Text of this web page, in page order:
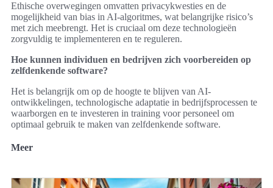
Ethische overwegingen omvatten privacykwesties en de
mogelijkheid van bias in AI-algoritmes, wat belangrijke risico’s
met zich meebrengt. Het is cruciaal om deze technologieën
zorgvuldig te implementeren en te reguleren.
Hoe kunnen individuen en bedrijven zich voorbereiden op
zelfdenkende software?
Het is belangrijk om op de hoogte te blijven van AI-
ontwikkelingen, technologische adaptatie in bedrijfsprocessen te
waarborgen en te investeren in training voor personeel om
optimaal gebruik te maken van zelfdenkende software.
Meer